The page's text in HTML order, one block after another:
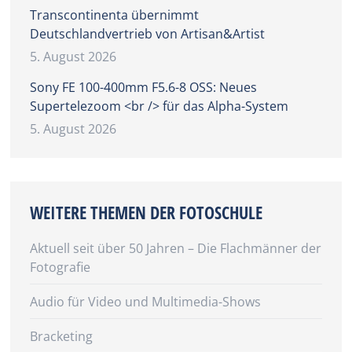
Transcontinenta übernimmt
Deutschlandvertrieb von Artisan&Artist
5. August 2026
Sony FE 100-400mm F5.6-8 OSS: Neues
Supertelezoom <br /> für das Alpha-System
5. August 2026
WEITERE THEMEN DER FOTOSCHULE
Aktuell seit über 50 Jahren – Die Flachmänner der
Fotografie
Audio für Video und Multimedia-Shows
Bracketing